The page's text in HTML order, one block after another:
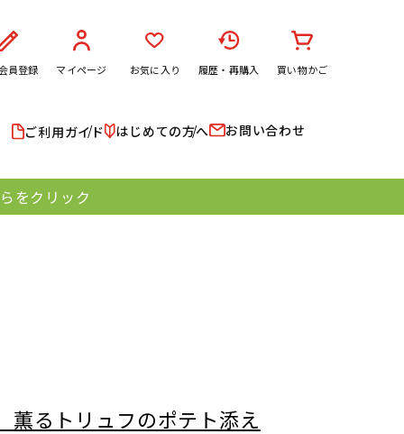
員登録 マイページ お気に入り 履歴・再購入 買い物かご
ご利用ガイド はじめての方へ お問い合わせ
をクリック
るトリュフのポテト添え